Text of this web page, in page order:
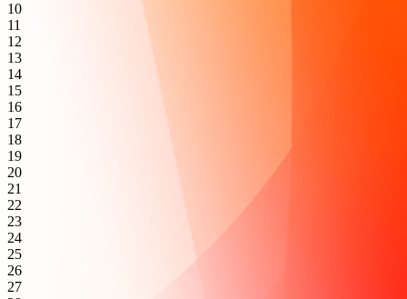
10
11
12
13
14
15
16
17
18
19
20
21
22
23
24
25
26
27